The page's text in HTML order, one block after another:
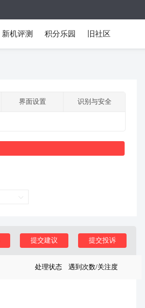
新机评测 积分乐园 旧社区
界面设置 识别与安全
提交投诉
提交建议
处理状态 遇到次数/关注度